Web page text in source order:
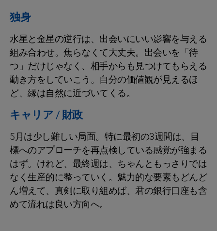
独身
水星と金星の逆行は、出会いにいい影響を与える
組み合わせ。焦らなくて大丈夫。出会いを「待
つ」だけじゃなく、相手からも見つけてもらえる
動き方をしていこう。自分の価値観が見えるほ
ど、縁は自然に近づいてくる。
キャリア / 財政
5月は少し難しい局面。特に最初の3週間は、目
標へのアプローチを再点検している感覚が強まる
はず。けれど、最終週は、ちゃんともっさりでは
なく生産的に整っていく。魅力的な要素もどんど
ん増えて、真剣に取り組めば、君の銀行口座も含
めて流れは良い方向へ。